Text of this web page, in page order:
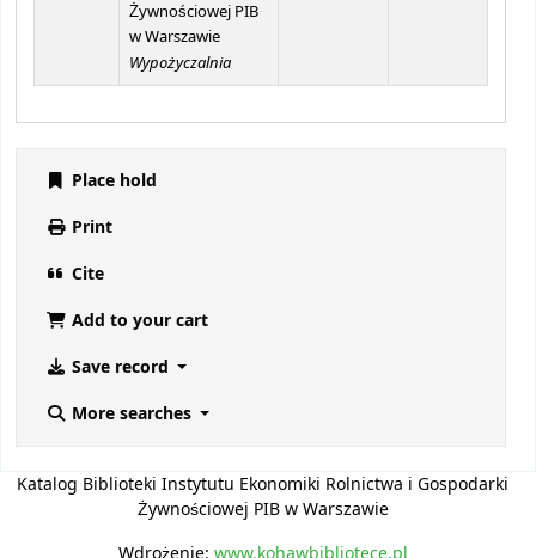
Żywnościowej PIB
w Warszawie
Wypożyczalnia
Place hold
Print
Cite
Add to your cart
Save record
More searches
Katalog Biblioteki Instytutu Ekonomiki Rolnictwa i Gospodarki
Żywnościowej PIB w Warszawie